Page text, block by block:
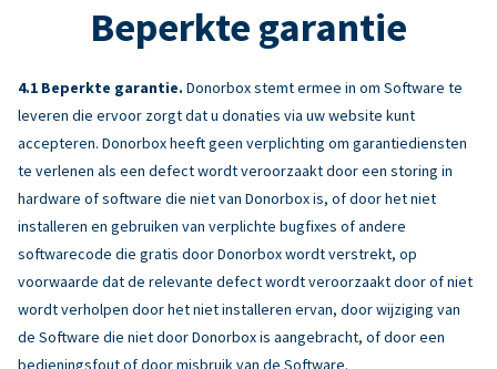
Beperkte garantie
Beperkte garantie. Donorbox stemt ermee in om Software te
leveren die ervoor zorgt dat u donaties via uw website kunt
accepteren. Donorbox heeft geen verplichting om garantiediensten
te verlenen als een defect wordt veroorzaakt door een storing in
hardware of software die niet van Donorbox is, of door het niet
installeren en gebruiken van verplichte bugfixes of andere
softwarecode die gratis door Donorbox wordt verstrekt, op
voorwaarde dat de relevante defect wordt veroorzaakt door of niet
wordt verholpen door het niet installeren ervan, door wijziging van
de Software die niet door Donorbox is aangebracht, of door een
bedieningsfout of door misbruik van de Software.